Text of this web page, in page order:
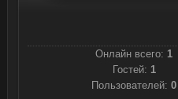
Онлайн всего: 1
Гостей: 1
Пользователей: 0